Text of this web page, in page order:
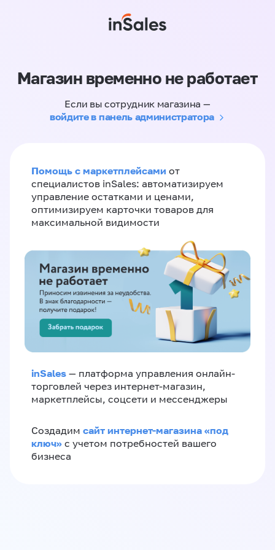
Магазин временно не работает
Если вы сотрудник магазина —
войдите в панель администратора
Помощь с маркетплейсами от
специалистов inSales: автоматизируем
управление остатками и ценами,
оптимизируем карточки товаров для
максимальной видимости
inSales — платформа управления онлайн-
торговлей через интернет-магазин,
маркетплейсы, соцсети и мессенджеры
Создадим сайт интернет-магазина «под
ключ» с учетом потребностей вашего
бизнеса